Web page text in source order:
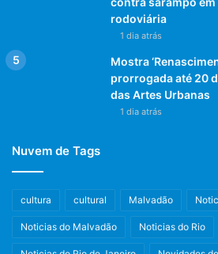
rodoviária
1 dia atrás
Mostra
prorrogada até 20
das Artes Urbanas
1 dia atrás
Nuvem de Tags
cultura cultural Malvadão
Noticias do Malvadão Noticias do Rio